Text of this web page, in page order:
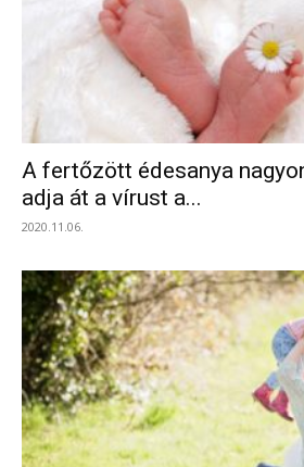
A fertőzött édesanya
adja át a vírust a...
2020.11.06.